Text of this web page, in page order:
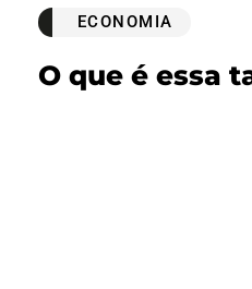
ECONOMIA
O que é essa